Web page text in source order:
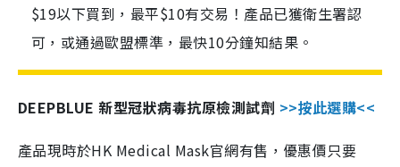
$19以下買到，最平$10有交易！產品已獲衛生署認
可，或通過歐盟標準，最快10分鐘知結果。
DEEPBLUE 新型冠狀病毒抗原檢測試劑 >>按此選購<<
產品現時於HK Medical Mask官網有售，優惠價只要